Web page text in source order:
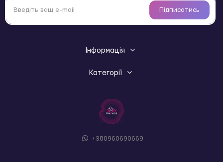
Підписатись
Інформація
Категорії
+380960690669